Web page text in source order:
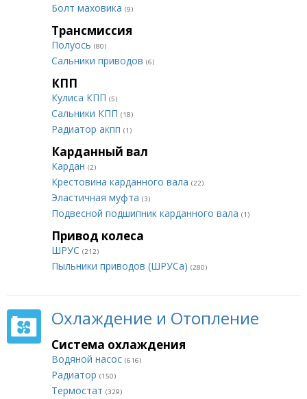
Болт маховика (9)
Трансмиссия
Полуось (80)
Сальники приводов (6)
КПП
Кулиса КПП (5)
Сальники КПП (18)
Радиатор акпп (1)
Карданный вал
Кардан (2)
Крестовина карданного вала (22)
Эластичная муфта (3)
Подвесной подшипник карданного вала (1)
Привод колеса
ШРУС (212)
Пыльники приводов (ШРУСа) (280)
Охлаждение и Отопление
Система охлаждения
Водяной насос (616)
Радиатор (150)
Термостат (329)